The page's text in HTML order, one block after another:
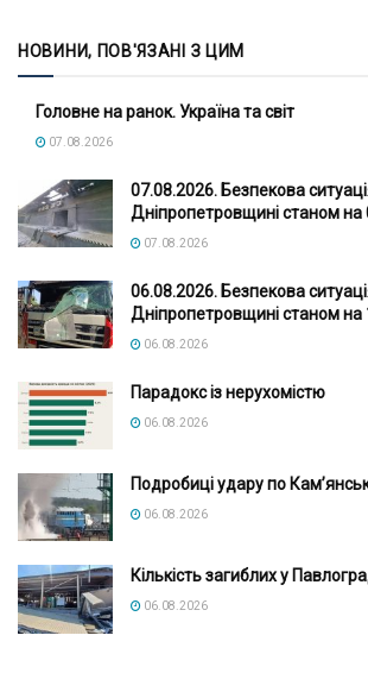
НОВИНИ, ПОВ'ЯЗАНІ З ЦИМ
Головне на ранок. Україна та світ
07.08.2026
07.08.2026. Безпекова
Дніпропетровщині станом на
07.08.2026
06.08.2026. Безпекова
Дніпропетровщині станом на
06.08.2026
Парадокс із нерухомістю
06.08.2026
Подробиці удару по
06.08.2026
Кількість загиблих у
06.08.2026